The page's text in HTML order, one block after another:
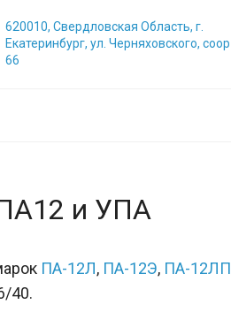
620010, Свердловская Область, г.
Екатеринбург, ул. Черняховского, соор
66
и УПА
ПА-12Л, ПА-12Э, ПА-12ЛП
40.